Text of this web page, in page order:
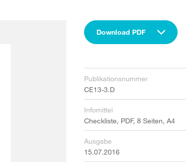
Download PDF
Publikationsnummer
CE13-3.D
Infomittel
Checkliste, PDF, 8 Seiten, A4
Ausgabe
15.07.2016